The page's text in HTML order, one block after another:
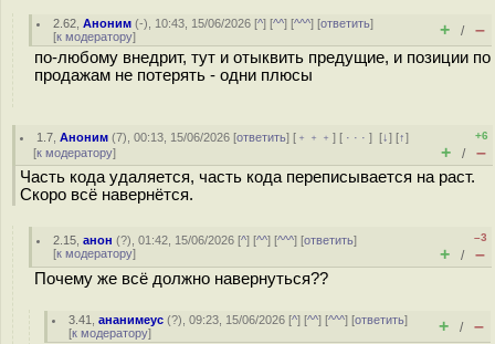
2.62 ,Аноним (-), 10:43, 15/06/2026 [^] [^^] [^^^] [ответить]
[к модератору] + / –
по-любому внедрит, тут и отыквить предущие, и позиции по
продажам не потерять - одни плюсы
1.7 ,Аноним (7), 00:13, 15/06/2026 [ответить] [ ﹢﹢﹢] [ · · ·][↓] [↑]
[к модератору]
+6
+ / –
Часть кода удаляется, часть кода переписывается на раст.
Скоро всё навернётся.
2.15 ,анон (?), 01:42, 15/06/2026 [^] [^^] [^^^] [ответить]
[к модератору]
–3
+ / –
Почему же всё должно навернуться??
3.41 ,ананимеус (?), 09:23, 15/06/2026 [^] [^^] [^^^] [ответить]
[к модератору] + / –